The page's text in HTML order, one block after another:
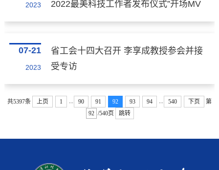
2023
2022最美科技工作者发布仪式”开场MV
07-21
2023
省工会十四大召开 李享成教授参会并接
受专访
共5397条 上页 1 90 91 92 93 94 540 下页
第
/540页
跳转